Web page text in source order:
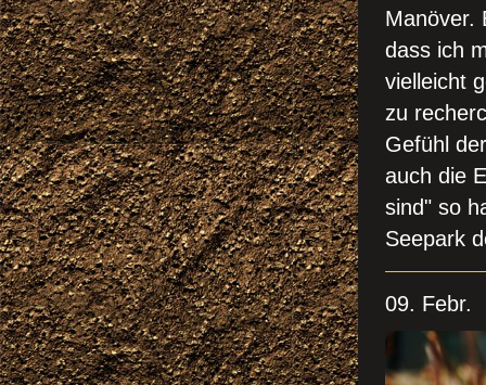
Manöver.
dass ich
vielleicht
zu
Gefühl
auch die
sind" so
Seepark
09.